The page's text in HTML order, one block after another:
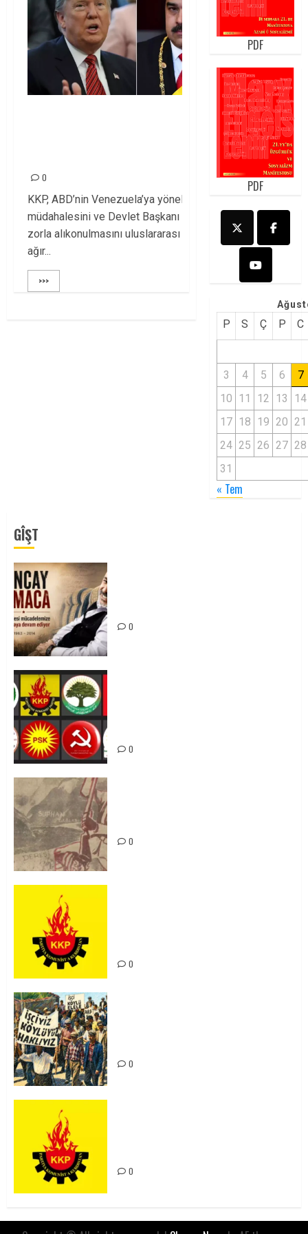
Başkanı Maduro’yu Kaçırmasına
0
KKP, ABD’nin Venezuela’ya yönelik
müdahalesini ve Devlet Başkanı Maduro’nun
zorla alıkonulmasını uluslararası hukukun
ağır...
>>>
PDF
PDF
P S Ç P C
3 4 5 6
7
10 11 12 13
14
17 18 19 20 21
24 25 26 27 28
31
« Tem
GÎŞT
0
0
0
0
0
0